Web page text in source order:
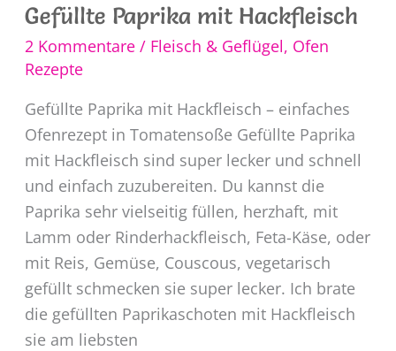
Gefüllte Paprika mit Hackfleisch
2 Kommentare / Fleisch & Geflügel, Ofen
Rezepte
Gefüllte Paprika mit Hackfleisch – einfaches
Ofenrezept in Tomatensoße Gefüllte Paprika
mit Hackfleisch sind super lecker und schnell
und einfach zuzubereiten. Du kannst die
Paprika sehr vielseitig füllen, herzhaft, mit
Lamm oder Rinderhackfleisch, Feta-Käse, oder
mit Reis, Gemüse, Couscous, vegetarisch
gefüllt schmecken sie super lecker. Ich brate
die gefüllten Paprikaschoten mit Hackfleisch
sie am liebsten